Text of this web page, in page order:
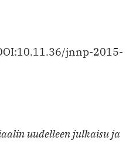
jnnp-2015-
uudelleen julkaisu ja